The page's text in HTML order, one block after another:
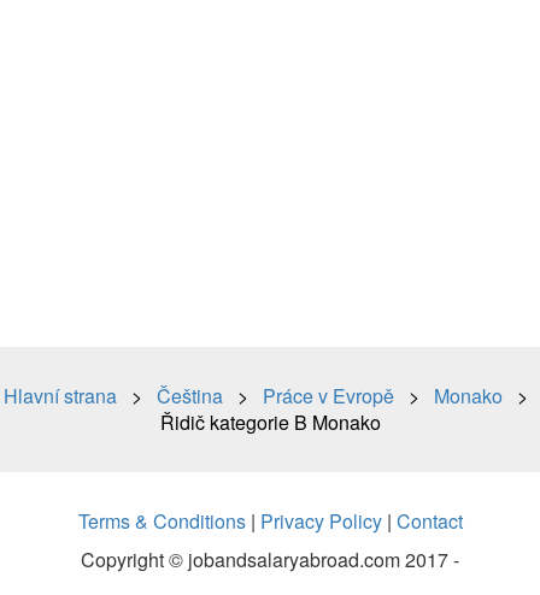
Hlavní strana> Čeština> Práce v Evropě> Monako >
Řidič kategorie B Monako
Terms & Conditions| Privacy Policy| Contact
Copyright © jobandsalaryabroad.com 2017 -